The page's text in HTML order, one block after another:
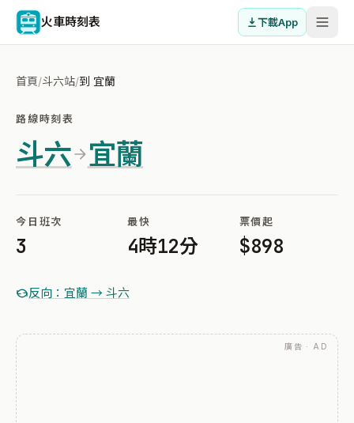
火車時刻表 下載App
首頁/斗六站/到 宜蘭
路線時刻表
斗六 宜蘭
今日班次
3
最快
4時12分
票價起
$898
反向：宜蘭 → 斗六
廣告 · AD